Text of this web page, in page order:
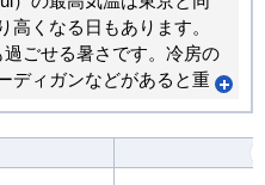
高くなる日もあります。
ごせる暑さです。冷房の
ディガンなどがあると重
めです。